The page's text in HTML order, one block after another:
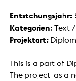
Entstehungsjahr:
Kategorien: Text
Projektart: Diplom
This is a part of
The project, as a